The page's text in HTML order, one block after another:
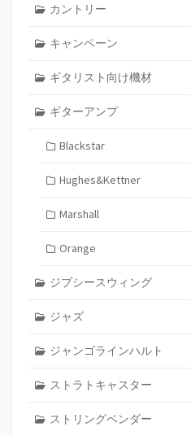
カントリー
キャンペーン
ギタリスト向け機材
ギターアンプ
Blackstar
Hughes&Kettner
Marshall
Orange
ジプシースウィング
ジャズ
ジャンゴラインハルト
ストラトキャスター
ストリングベンダー